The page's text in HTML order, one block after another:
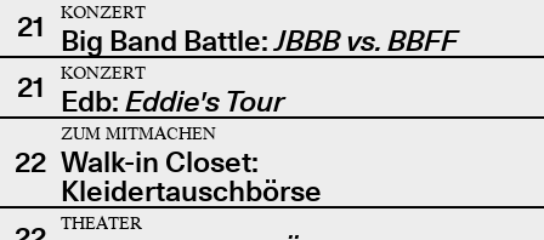
21
KONZERT
Big Band Battle:JBBB vs. BBFF
21
KONZERT
Edb: Eddie's Tour
22
ZUM MITMACHEN
Walk-in Closet:
Kleidertauschbörse
THEATER